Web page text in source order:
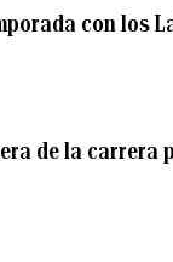
con los
de la carrera